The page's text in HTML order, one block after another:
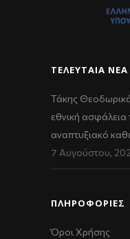
ΤΕΛΕΥΤΑΊΑ ΝΈΑ
Τάκης
εθνική ασφάλεια
αναπτυξιακό
7 Αυγούστου,
ΠΛΗΡΟΦΟΡΙΕΣ
Όροι Χρήσης